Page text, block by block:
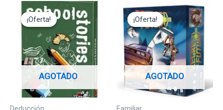
¡Oferta!
AGOTADO
¡Oferta!
precio
original
era:
12,95€.
precio
actual
es:
11,65€.
¡Oferta!
AGOTADO
¡Oferta!
El
precio
original
era:
35,95€.
El
precio
actual
es:
32,35€.